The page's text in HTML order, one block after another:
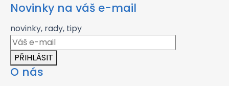
Novinky na váš e-mail
novinky, rady, tipy
PŘIHLÁSIT
O nás